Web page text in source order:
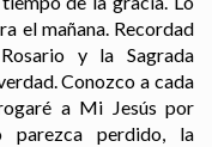
el mañana. Recordad
y la Sagrada
Conozco a cada
a Mi Jesús por
parezca perdido, la